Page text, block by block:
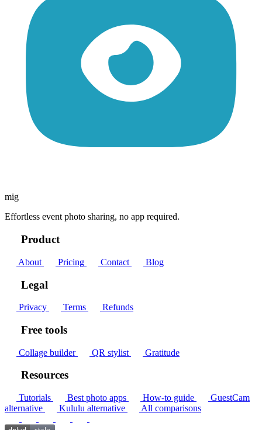
mig
Effortless event photo sharing, no app required.
Product
About Pricing Contact Blog
Legal
Privacy Terms Refunds
Free tools
Collage builder QR stylist Gratitude
Resources
Tutorials Best photo apps How-to guide
GuestCam
alternative
Kululu alternative All comparisons